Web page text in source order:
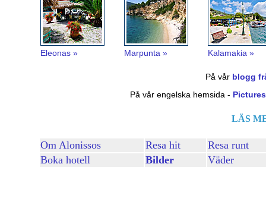
Eleonas » Marpunta » Kalamakia »
På vår blogg
På vår engelska hemsida -
LÄS
Om Alonissos Resa hit
Resa runt
Boka hotell
Bilder Väder